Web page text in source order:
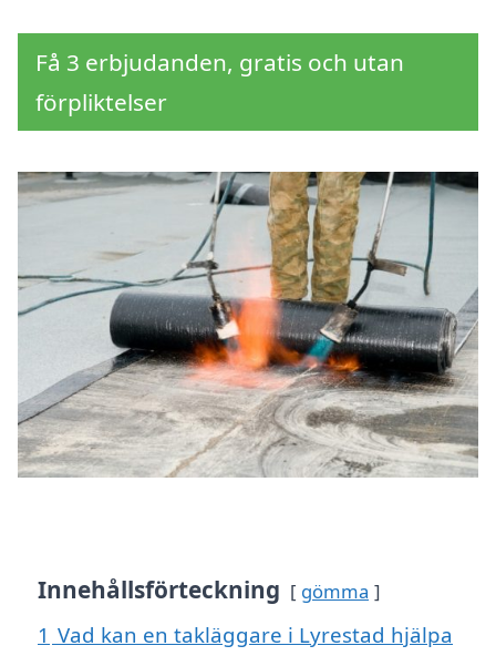
Få 3 erbjudanden, gratis och utan
förpliktelser
Innehållsförteckning gömma
1 Vad kan en takläggare i Lyrestad hjälpa